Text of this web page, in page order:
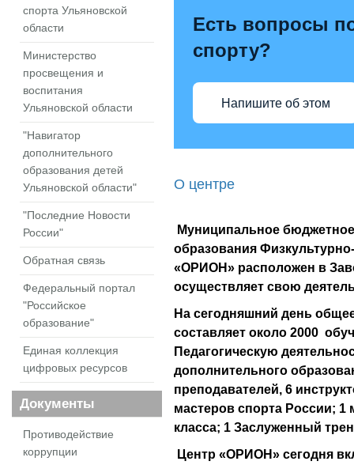
Есть вопросы
спорту?
Напишите об этом
О центре
Муниципальное
образования
«ОРИОН» расположен в
осуществляет свою
На сегодняшний день
составляет около 2000
Педагогическую
дополнительного
преподавателей, 6
мастеров спорта России; 1
класса; 1 Заслуженный
Центр «ОРИОН» сегодня
спорта Ульяновской
области
Министерство
просвещения и
воспитания
Ульяновской области
"Навигатор
дополнительного
образования детей
Ульяновской области"
"Последние Новости
России"
Обратная связь
Федеральный портал
"Российское
образование"
Единая коллекция
цифровых ресурсов
Документы
Противодействие
коррупции